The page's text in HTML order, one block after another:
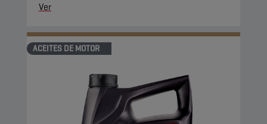
Ver
ACEITES DE MOTOR